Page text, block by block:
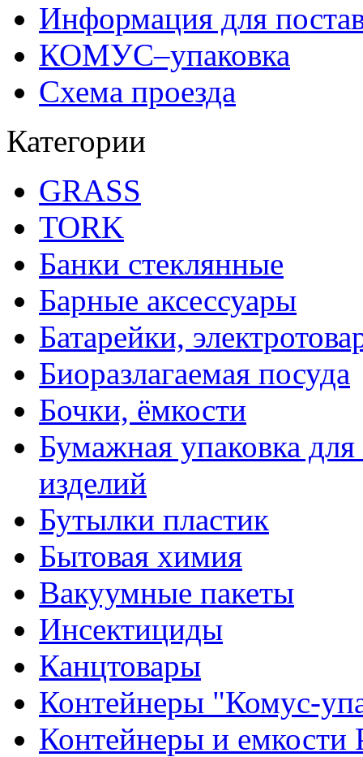
Информация для
КОМУС–упаковка
Схема проезда
Категории
GRASS
TORK
Банки стеклянные
Барные аксессуары
Батарейки,
Биоразлагаемая посуда
Бочки, ёмкости
Бумажная упаковка
изделий
Бутылки пластик
Бытовая химия
Вакуумные пакеты
Инсектициды
Канцтовары
Контейнеры "Комус-
Контейнеры и емкости